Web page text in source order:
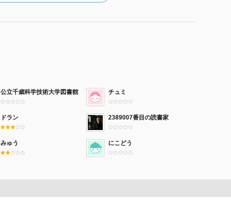
公立千歳科学技術大学図書館 チュミ
ドラン 2389007番目の読書家
みゅう にこどう